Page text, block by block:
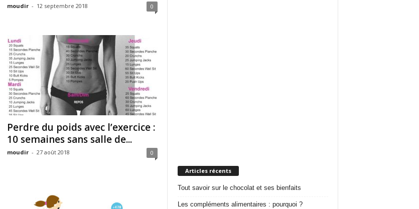
moudir - 12 septembre 2018 0
Perdre du poids avec l’exercice :
10 semaines sans salle de...
moudir - 27 août 2018 0
Articles récents
Tout savoir sur le chocolat et ses bienfaits
Les compléments alimentaires : pourquoi ?